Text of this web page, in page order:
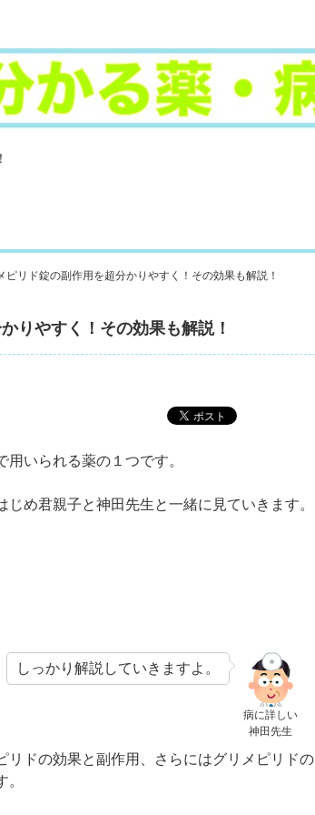
ピリド錠の副作用を超分かりやすく！その効果も解説！
りやすく！その効果も解説！
いられる薬の１つです。
め君親子と神田先生と一緒に見ていきます。
病に詳しい
神田先生
しっかり解説していきますよ。
リドの効果と副作用、さらにはグリメピリドの